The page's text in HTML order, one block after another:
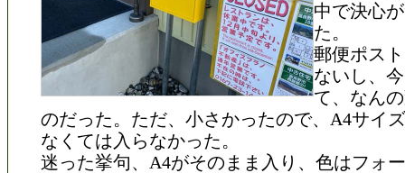
中で決心
た。
郵便ポス
ないし、
て、なん
のだった。ただ、小さかったので、A4サイ
なくては入らなかった。
迷った挙句、A4がそのまま入り、色はフォ